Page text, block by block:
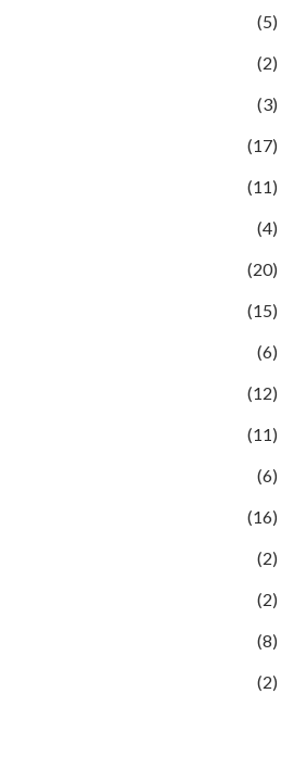
(5)
(2)
(3)
(17)
(11)
(4)
(20)
(15)
(6)
(12)
(11)
(6)
(16)
(2)
(2)
(8)
(2)